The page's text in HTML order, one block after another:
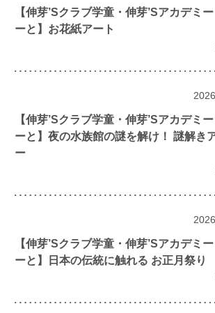
【伸芽’Sクラブ学童・伸芽’Sアカデミ
ーと】お花紙アート
【伸芽’Sクラブ学童・伸芽’Sアカデミ
ーと】夜の水族館の謎を解け！ 謎解き
ー
【伸芽’Sクラブ学童・伸芽’Sアカデミ
ーと】日本の伝統に触れる お正月祭り